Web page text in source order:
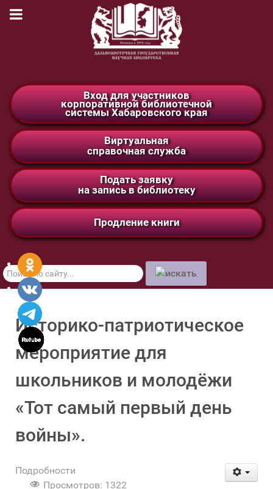
Вход для участников
корпоративной библиотечной
системы Хабаровского края
Виртуальная
справочная служба
Подать заявку
на запись в библиотеку
Продление книги
Поиск
по
сайту
Историко-патриотическое
мероприятие для
школьников и молодёжи
«Тот самый первый день
войны».
Подробности
Просмотров: 1322